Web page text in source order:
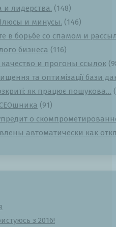
и лидерства. (148)
и минусы. (146)
в борьбе со спамом и
бизнеса (116)
и прогоны ссылок
та оптимізації бази
як працює пошукова…
(91)
о
автоматически как
з 2016!